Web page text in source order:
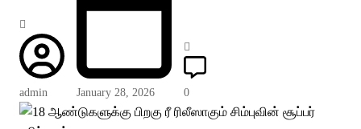
admin January 28, 2026 0